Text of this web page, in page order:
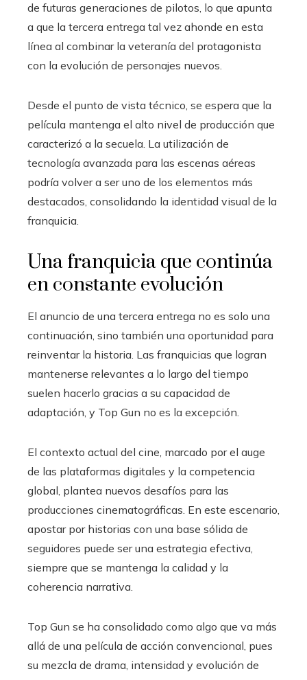
de futuras generaciones de pilotos, lo que apunta
a que la tercera entrega tal vez ahonde en esta
línea al combinar la veteranía del protagonista
con la evolución de personajes nuevos.
Desde el punto de vista técnico, se espera que la
película mantenga el alto nivel de producción que
caracterizó a la secuela. La utilización de
tecnología avanzada para las escenas aéreas
podría volver a ser uno de los elementos más
destacados, consolidando la identidad visual de la
franquicia.
Una franquicia que continúa
en constante evolución
El anuncio de una tercera entrega no es solo una
continuación, sino también una oportunidad para
reinventar la historia. Las franquicias que logran
mantenerse relevantes a lo largo del tiempo
suelen hacerlo gracias a su capacidad de
adaptación, y Top Gun no es la excepción.
El contexto actual del cine, marcado por el auge
de las plataformas digitales y la competencia
global, plantea nuevos desafíos para las
producciones cinematográficas. En este escenario,
apostar por historias con una base sólida de
seguidores puede ser una estrategia efectiva,
siempre que se mantenga la calidad y la
coherencia narrativa.
Top Gun se ha consolidado como algo que va más
allá de una película de acción convencional, pues
su mezcla de drama, intensidad y evolución de